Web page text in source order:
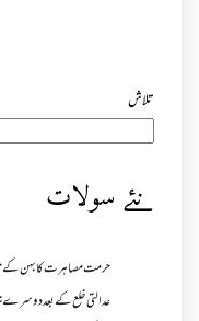
تلاش
نئے سولات
حرمت مصاہرت کا بہن کے
عدالتی خلع کے بعد دوسرے